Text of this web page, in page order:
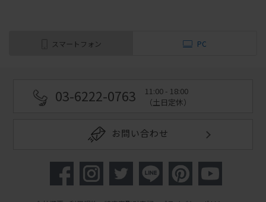
スマートフォン PC
03-6222-0763
11:00 - 18:00
（土日定休）
お問い合わせ